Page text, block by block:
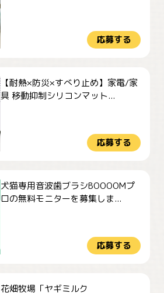
応募する
【耐熱×防災×すべり止め】家電/家
具 移動抑制シリコンマット...
応募する
犬猫専用音波歯ブラシBOOOOMプ
ロの無料モニターを募集しま...
応募する
花畑牧場「ヤギミルク